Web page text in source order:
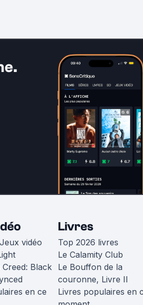
vidéo
Creed: Black
en ce
Livres
Top 2026 livres
Le Calamity Club
Le Bouffon de la
couronne, Livre II
Livres populaires en